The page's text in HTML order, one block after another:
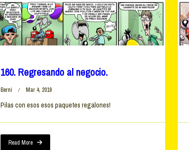
160. Regresando al negocio.
Berni Mar 4, 2019
Pilas con esos esos paquetes regalones!
Read More